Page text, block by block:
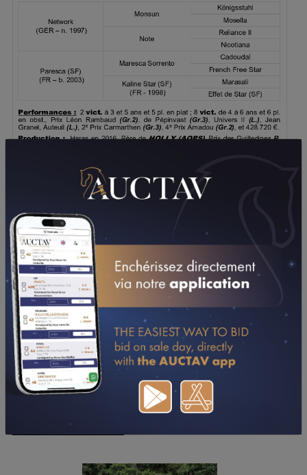
TÉLÉCHARGER LE PDF